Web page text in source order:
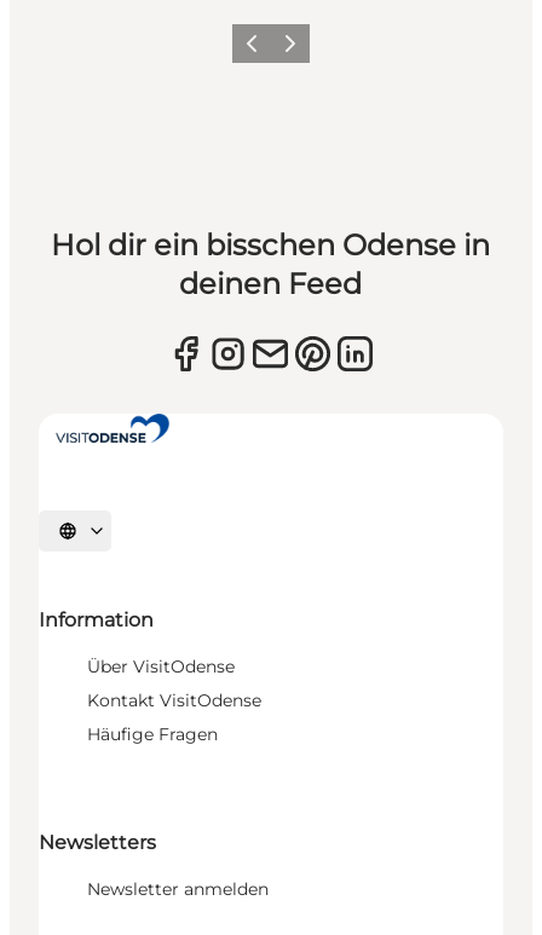
ZurückWeiter
Hol dir ein bisschen Odense in
deinen Feed
Sprache auswählen
Information
Über VisitOdense
Kontakt VisitOdense
Häufige Fragen
Newsletters
Newsletter anmelden